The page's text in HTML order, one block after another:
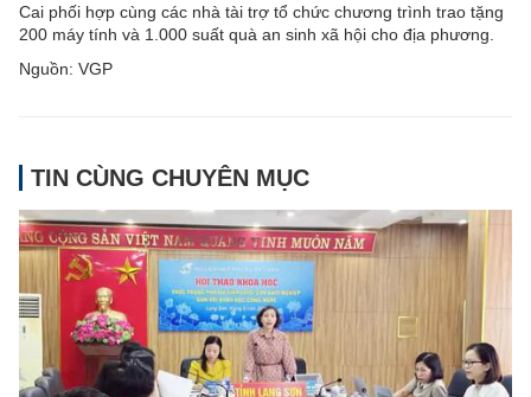
Cai phối hợp cùng các nhà tài trợ tổ chức chương trình trao tặng
200 máy tính và 1.000 suất quà an sinh xã hội cho địa phương.
Nguồn: VGP
TIN CÙNG CHUYÊN MỤC